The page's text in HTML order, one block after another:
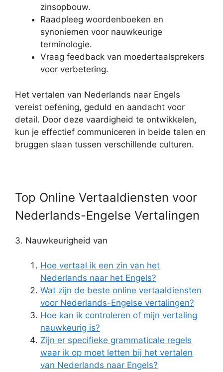
zinsopbouw.
Raadpleeg woordenboeken en
synoniemen voor nauwkeurige
terminologie.
Vraag feedback van moedertaalsprekers
voor verbetering.
Het vertalen van Nederlands naar Engels
vereist oefening, geduld en aandacht voor
detail. Door deze vaardigheid te ontwikkelen,
kun je effectief communiceren in beide talen en
bruggen slaan tussen verschillende culturen.
Top Online Vertaaldiensten voor
Nederlands-Engelse Vertalingen
3. Nauwkeurigheid van
Hoe vertaal ik een zin van het
Nederlands naar het Engels?
Wat zijn de beste online vertaaldiensten
voor Nederlands-Engelse vertalingen?
Hoe kan ik controleren of mijn vertaling
nauwkeurig is?
Zijn er specifieke grammaticale regels
waar ik op moet letten bij het vertalen
van Nederlands naar Engels?